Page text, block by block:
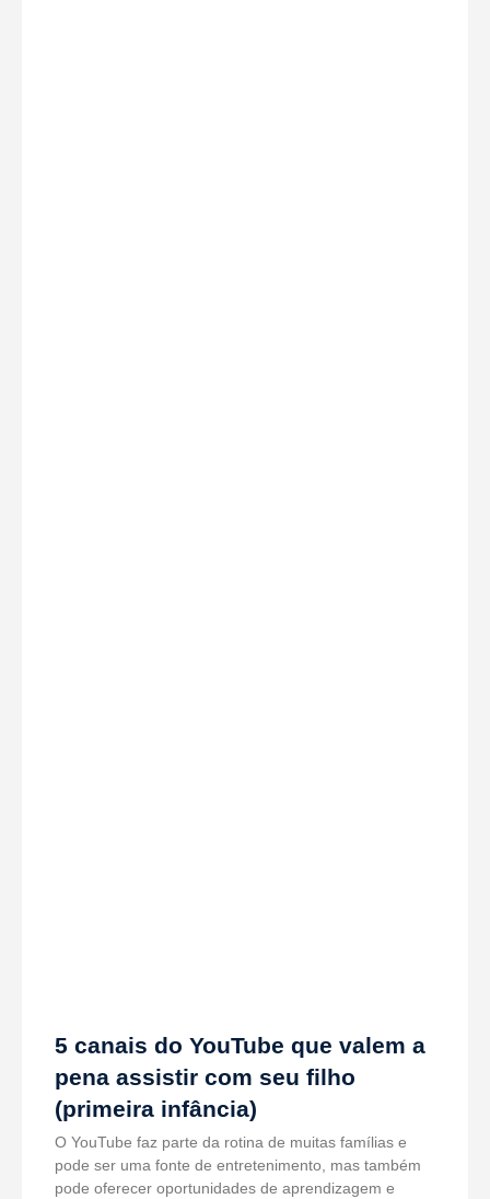
5 canais do YouTube que valem a
pena assistir com seu filho
(primeira infância)
O YouTube faz parte da rotina de muitas famílias e
pode ser uma fonte de entretenimento, mas também
pode oferecer oportunidades de aprendizagem e